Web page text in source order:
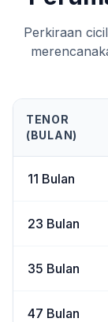
Perkiraan
TENOR
(BULAN)
11 Bulan
23 Bulan
35 Bulan
47 Bulan